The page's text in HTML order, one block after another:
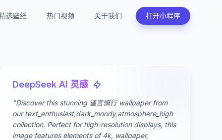
选壁纸 热门视频 关于我们 打开小程序
DeepSeek AI 灵感
"Discover this stunning 谨言慎行 wallpaper from
our text_enthusiast,dark_moody,atmosphere_high
collection. Perfect for high-resolution displays, this
image features elements of 4k, wallpaper,